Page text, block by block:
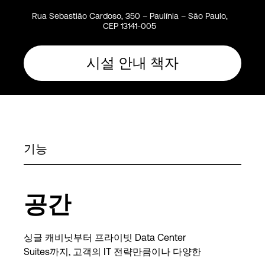
Rua Sebastião Cardoso, 350 – Paulínia – São Paulo,
CEP 13141-005
시설 안내 책자
기능
공간
싱글 캐비닛부터 프라이빗 Data Center
Suites까지, 고객의 IT 전략만큼이나 다양한